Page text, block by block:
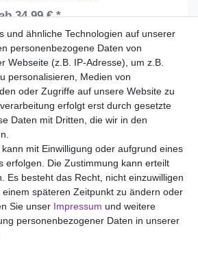
34,99 € *
Artikel anzeigen
inkl. ges. MwSt.zzgl.Versandkosten
mit DHL (auch Samstags)
14 Tage Rückgaberecht
Daten­schutz­erklärung AGB
und ähnliche Technologien auf unserer
personenbezogene Daten von
Webseite (z.B. IP-Adresse), um z.B.
personalisieren, Medien von
oder Zugriffe auf unsere Website zu
erfolgt erst durch gesetzte
Daten mit Dritten, die wir in den
mit Einwilligung oder aufgrund eines
erfolgen. Die Zustimmung kann erteilt
Es besteht das Recht, nicht einzuwilligen
einem späteren Zeitpunkt zu ändern oder
Sie unser Impressum und weitere
personenbezogener Daten in unserer